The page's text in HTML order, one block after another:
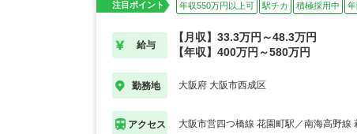
注目ポイント 年収550万円以上可 駅チカ 積極採用中
給与
【月収】33.3万円～48.3万円
【年収】400万円～580万円
勤務地 大阪府 大阪市西成区
アクセス 大阪市営四つ橋線 花園町駅／南海高野線